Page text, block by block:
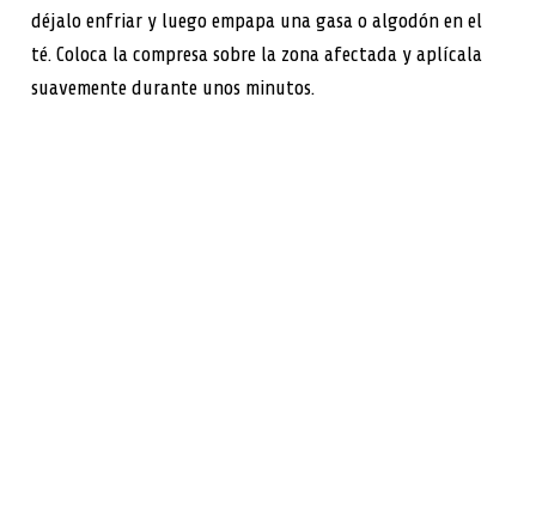
déjalo enfriar y luego empapa una gasa o algodón en el
té. Coloca la compresa sobre la zona afectada y aplícala
suavemente durante unos minutos.